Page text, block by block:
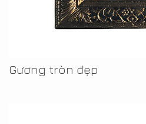
Gương tròn đẹp